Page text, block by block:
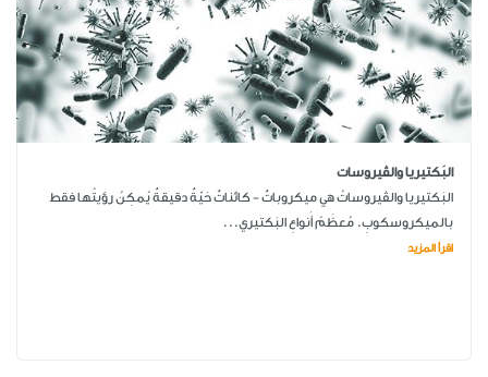
البَكتيريا والڤيروسات
البَكتيريا والڤيروساتُ هي ميكروباتٌ - كائناتٌ حَيّةٌ دقيقةٌ يُمكِنُ رؤيتُها فقط
بالميكروسكوبِ. مُعظَمُ أَنواعِ البَكتيري...
اقرأ المزيد